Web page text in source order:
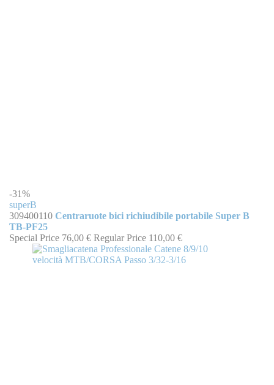
-31%
superB
309400110 Centraruote bici richiudibile portabile Super B
TB-PF25
Special Price 76,00 € Regular Price 110,00 €